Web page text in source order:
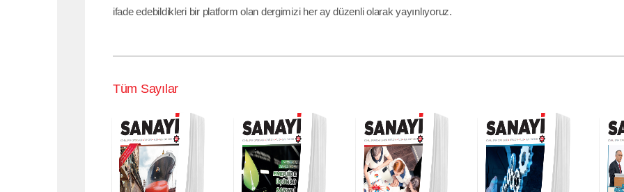
ifade edebildikleri bir platform olan dergimizi her ay düzenli olarak yayınlıyoruz.
Tüm Sayılar